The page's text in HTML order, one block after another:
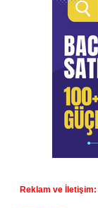
Reklam ve İletişim: